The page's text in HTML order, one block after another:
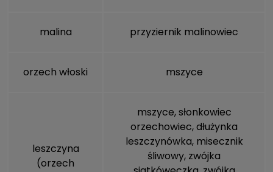
malina przyziernik malinowiec
orzech włoski mszyce
leszczyna
(orzech
mszyce, słonkowiec
orzechowiec, dłużynka
leszczynówka, misecznik
śliwowy, zwójka